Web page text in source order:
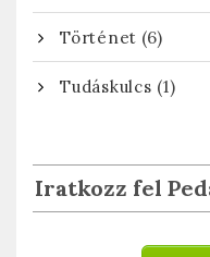
Történet (6)
Tudáskulcs (1)
Iratkozz fel